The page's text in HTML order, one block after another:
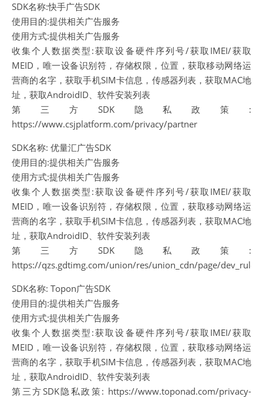
SDK名称:快手广告SDK
使用目的:提供相关广告服务
使用方式:提供相关广告服务
收集个人数据类型:获取设备硬件序列号/获取IMEI/获取
MEID，唯一设备识别符，存储权限，位置，获取移动网络运
营商的名字，获取手机SIM卡信息，传感器列表，获取MAC地
址，获取AndroidID、软件安装列表
第三方SDK隐私政策:
https://www.csjplatform.com/privacy/partner
SDK名称: 优量汇广告SDK
使用目的:提供相关广告服务
使用方式:提供相关广告服务
收集个人数据类型:获取设备硬件序列号/获取IMEI/获取
MEID，唯一设备识别符，存储权限，位置，获取移动网络运
营商的名字，获取手机SIM卡信息，传感器列表，获取MAC地
址，获取AndroidID、软件安装列表
第三方SDK隐私政策:
https://qzs.gdtimg.com/union/res/union_cdn/page/
SDK名称: Topon广告SDK
使用目的:提供相关广告服务
使用方式:提供相关广告服务
收集个人数据类型:获取设备硬件序列号/获取IMEI/获取
MEID，唯一设备识别符，存储权限，位置，获取移动网络运
营商的名字，获取手机SIM卡信息，传感器列表，获取MAC地
址，获取AndroidID、软件安装列表
第三方SDK隐私政策: https://www.toponad.com/privacy-